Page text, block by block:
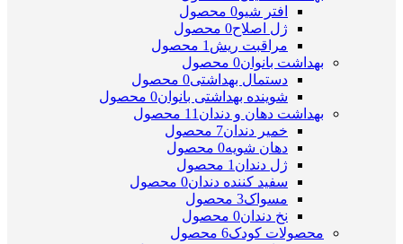
افتر شیو0 محصول
ژل اصلاح0 محصول
مراقبت ریش 1 محصول
بهداشت بانوان0 محصول
دستمال بهداشتی0 محصول
شوینده بهداشتی بانوان0 محصول
بهداشت دهان و دندان 11 محصول
خمیر دندان7 محصول
دهان شویه0 محصول
ژل دندان 1 محصول
سفید کننده دندان0 محصول
مسواک3 محصول
نخ دندان0 محصول
محصولات کودک6 محصول